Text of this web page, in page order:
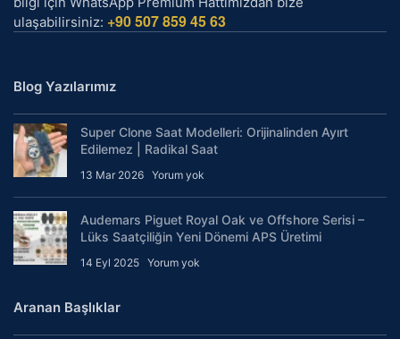
ulaşabilirsiniz: +90 507 859 45 63
Blog Yazılarımız
Super Clone Saat Modelleri: Orijinalinden Ayırt
Edilemez | Radikal Saat
13 Mar 2026 Yorum yok
Audemars Piguet Royal Oak ve Offshore Serisi –
Lüks Saatçiliğin Yeni Dönemi APS Üretimi
14 Eyl 2025 Yorum yok
Aranan Başlıklar